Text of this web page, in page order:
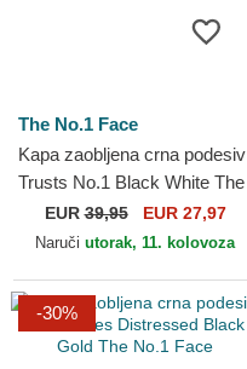
The No.1 Face
Kapa zaobljena crna podesiv
Trusts No.1 Black White The
No.1 Face
EUR39,95 EUR 27,97
Naruči utorak, 11. kolovoza
-30%